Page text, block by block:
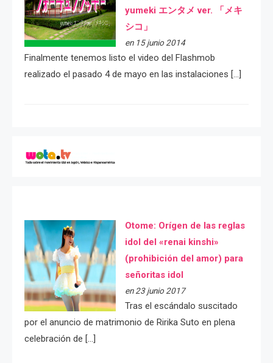
yumeki エンタメ ver. 「メキ
シコ」
en 15 junio 2014
Finalmente tenemos listo el video del Flashmob
realizado el pasado 4 de mayo en las instalaciones […]
Otome: Orígen de las reglas
idol del «renai kinshi»
(prohibición del amor) para
señoritas idol
en 23 junio 2017
Tras el escándalo suscitado
por el anuncio de matrimonio de Ririka Suto en plena
celebración de […]